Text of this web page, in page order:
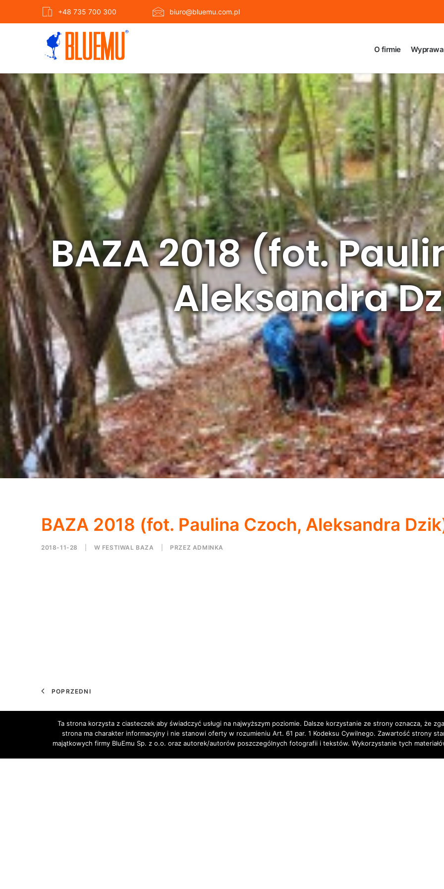
+48 735 700 300 biuro@bluemu.com.pl
O firmie
BAZA 2018 (fot.
Aleksandra
BAZA 2018 (fot. Paulina Czoch, Aleksandra
2018-11-28 W FESTIWAL BAZA PRZEZ ADMINKA
POPRZEDNI
Ta strona korzysta z ciasteczek aby świadczyć usługi na najwyższym poziomie. Dalsze korzystanie ze strony oznacza, że
strona ma charakter informacyjny i nie stanowi oferty w rozumieniu Art. 61 par. 1 Kodeksu Cywilnego. Zawartość strony
majątkowych firmy BluEmu Sp. z o.o. oraz autorek/autorów poszczególnych fotografii i tekstów. Wykorzystanie tych